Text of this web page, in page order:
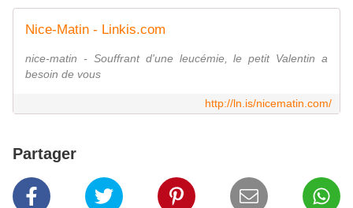
Nice-Matin - Linkis.com
nice-matin - Souffrant d'une leucémie, le petit Valentin a
besoin de vous
http://ln.is/nicematin.com/
Partager